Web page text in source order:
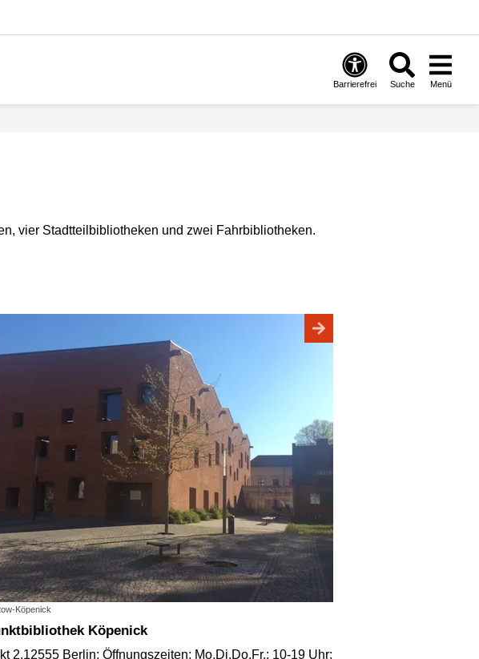
Barrierefrei Suche Menü
vier Stadtteilbibliotheken und zwei Fahrbibliotheken.
Köpenick
Köpenick
2,12555 Berlin; Öffnungszeiten: Mo,Di,Do,Fr.: 10-19 Uhr;